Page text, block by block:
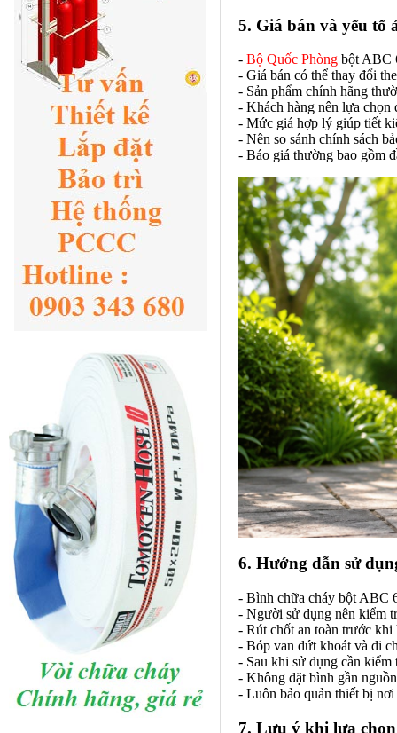
5. Giá bán và yếu tố
- Bộ Quốc Phòng bột ABC
- Giá bán có thể thay đổi
- Sản phẩm chính hãng
- Khách hàng nên lựa chọn
- Mức giá hợp lý giúp tiết
- Nên so sánh chính sách
- Báo giá thường bao gồm
6. Hướng dẫn sử
- Bình chữa cháy bột ABC
- Người sử dụng nên kiểm
- Rút chốt an toàn trước
- Bóp van dứt khoát và di
- Sau khi sử dụng cần kiểm
- Không đặt bình gần
- Luôn bảo quản thiết bị
7. Lưu ý khi lựa